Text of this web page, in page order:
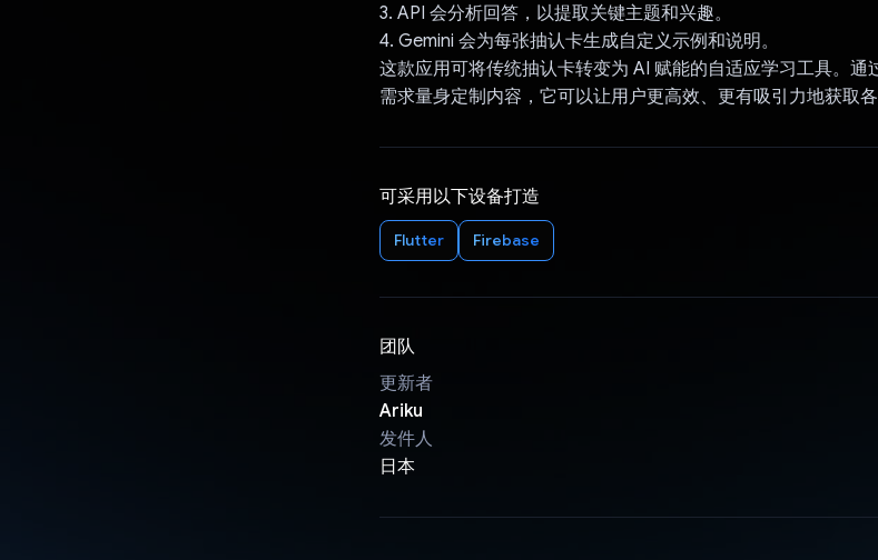
3. API 会分析回答，以提取关键主题和兴趣。
4. Gemini 会为每张抽认卡生成自定义示例和说明。
这款应用可将传统抽认卡转变为 AI 赋能的自适应学习工具。通
需求量身定制内容，它可以让用户更高效、更有吸引力地获取各
可采用以下设备打造
Flutter Firebase
团队
更新者
Ariku
发件人
日本